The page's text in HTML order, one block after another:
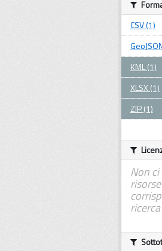
CSV (1)
KML (1)
XLSX (1)
ZIP (1)
Non
ricerca